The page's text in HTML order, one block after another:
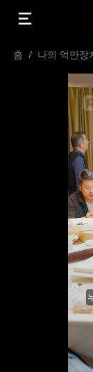
홈 / 나의 억만장